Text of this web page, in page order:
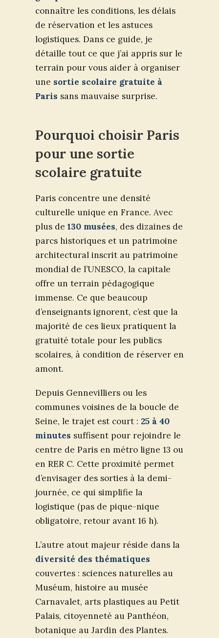
connaître les conditions, les délais
de réservation et les astuces
logistiques. Dans ce guide, je
détaille tout ce que j’ai appris sur le
terrain pour vous aider à organiser
une sortie scolaire gratuite à
Paris sans mauvaise surprise.
Pourquoi choisir Paris
pour une sortie
scolaire gratuite
Paris concentre une densité
culturelle unique en France. Avec
plus de 130 musées, des dizaines de
parcs historiques et un patrimoine
architectural inscrit au patrimoine
mondial de l’UNESCO, la capitale
offre un terrain pédagogique
immense. Ce que beaucoup
d’enseignants ignorent, c’est que la
majorité de ces lieux pratiquent la
gratuité totale pour les publics
scolaires, à condition de réserver en
amont.
Depuis Gennevilliers ou les
communes voisines de la boucle de
Seine, le trajet est court : 25 à 40
minutes suffisent pour rejoindre le
centre de Paris en métro ligne 13 ou
en RER C. Cette proximité permet
d’envisager des sorties à la demi-
journée, ce qui simplifie la
logistique (pas de pique-nique
obligatoire, retour avant 16 h).
L’autre atout majeur réside dans la
diversité des thématiques
couvertes : sciences naturelles au
Muséum, histoire au musée
Carnavalet, arts plastiques au Petit
Palais, citoyenneté au Panthéon,
botanique au Jardin des Plantes.